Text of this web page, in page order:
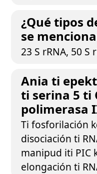
¿Qué tipos
se
23 S rRNA, 50 S
Ania ti
ti serina 5 ti
polimerasa
Ti fosforilación
disociación ti
manipud iti PIC
elongación ti